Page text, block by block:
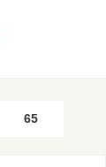
65